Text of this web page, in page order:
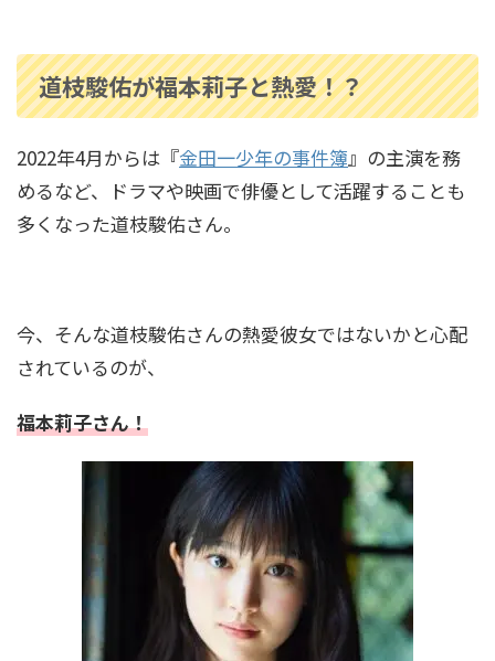
係や長嶋一茂との親戚疑惑も調査！
中村隼人の家系図は？親や三田寛子との関係・
市川猿之助とのつながりも解説！
松たか子の家系図と家族構成を紹介！歌舞伎一
家に生まれ広がる芸能の絆
菊池風磨の家系図がすごい！親戚には織田信長
も！？有名人に囲まれた家族構成とは
道枝駿佑が福本莉子と熱愛！？
2022年4月からは『金田一少年の事件簿』の主演を務
めるなど、ドラマや映画で俳優として活躍することも
多くなった道枝駿佑さん。
今、そんな道枝駿佑さんの熱愛彼女ではないかと心配
されているのが、
福本莉子さん！